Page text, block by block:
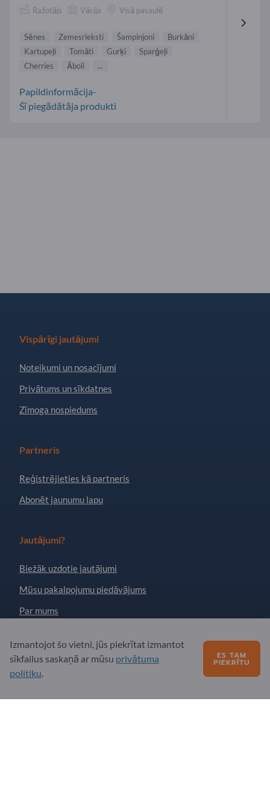
Ražotājs Vācija Visā pasaulē
Sēnes Zemesrieksti Šampinjoni
Burkāni
Kartupeļi
Tomāti Gurķi
Sparģeļi
Cherries
Āboli ...
Papildinformācija-
Šī piegādātāja produkti
Vispārīgi jautājumi
Noteikumi un nosacījumi
Privātums un sīkdatnes
Zīmoga nospiedums
Partneris
Reģistrējieties kā partneris
Abonēt jaunumu lapu
Jautājumi?
Biežāk uzdotie jautājumi
Mūsu pakalpojumu piedāvājums
Par mums
Exportpages International Network
Izmantojot šo vietni, jūs piekrītat izmantot
sīkfailus saskaņā ar mūsu privātuma
politiku.
ES TAM
PIEKRĪTU